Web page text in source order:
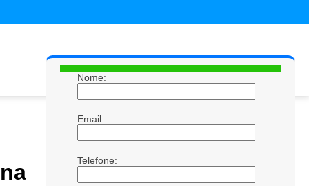
Nome:
Email:
Telefone: